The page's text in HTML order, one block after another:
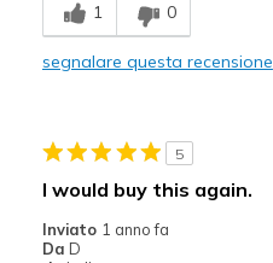
Sizing
1 0
segnalare questa recensione
5
I would buy this again.
Inviato 1 anno fa
Da D